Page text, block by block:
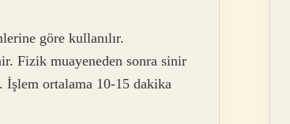
göre kullanılır.
Fizik muayeneden sonra sinir
İşlem ortalama 10-15 dakika